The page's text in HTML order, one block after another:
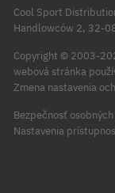
Cool Sport
Handlowców 2, 32-
Copyright © 2003-
webová stránka
Zmena nastavenia
Bezpečnosť
Nastavenia